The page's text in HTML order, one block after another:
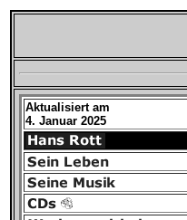
Aktualisiert am
4. Januar 2025